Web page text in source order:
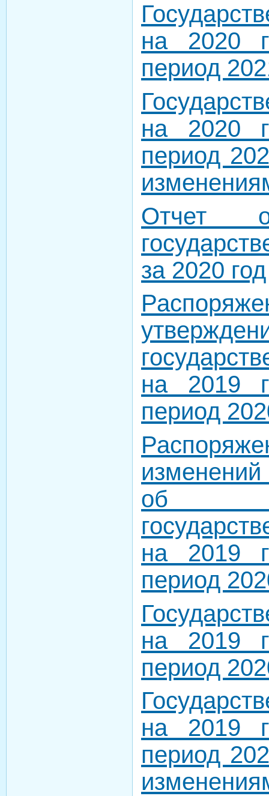
на 2020
период
на 2020
период
Отчет
за 2020 год
на 2019
период
об
на 2019
период
на 2019
период
на 2019
период